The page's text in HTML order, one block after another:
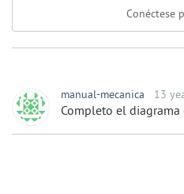
Conéctese
manual-mecanica 13
Completo el